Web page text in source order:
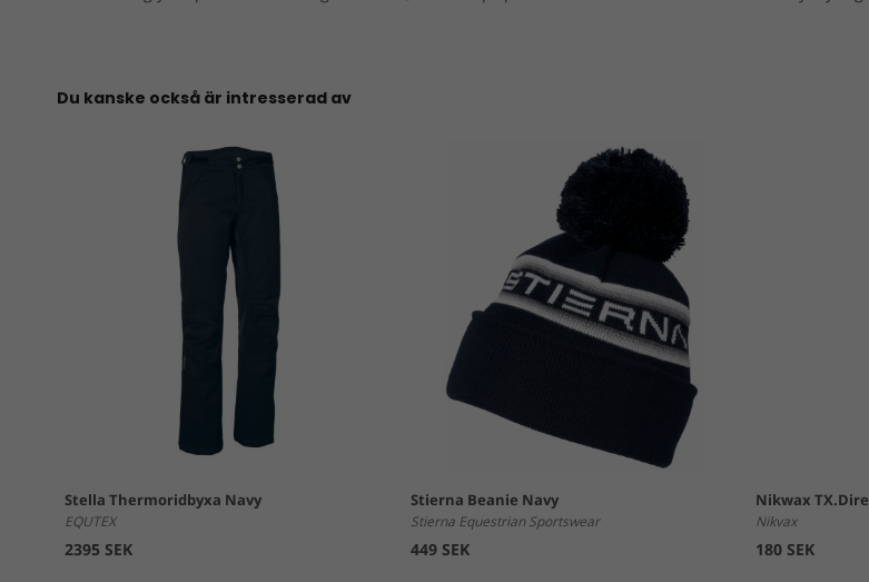
Du kanske också är intresserad av
Stella Thermoridbyxa Navy
EQUTEX
2395 SEK
Stierna Beanie Navy
Stierna Equestrian Sportswear
449 SEK
Nikwax
Nikvax
180 SEK